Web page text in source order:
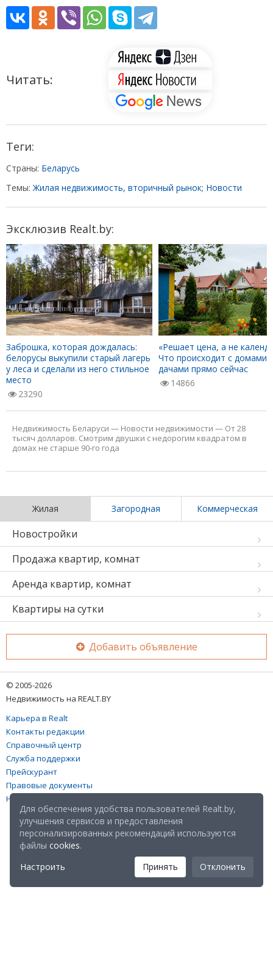
Читать:
Теги:
Страны: Беларусь
Темы:Жилая недвижимость, вторичный рынок; Новости
Эксклюзив Realt.by:
Заброшка, которая дождалась:
белорусы выкупили старый лагерь
у леса и сделали из него стильное
место
23290
«Решает цена, а не
Что происходит с домами
дачами прямо сейчас
14866
Недвижимость Беларуси — Новости недвижимости — От 28
тысяч долларов. Смотрим двушки с недорогим квадратом в
домах не старше 90-го года
Жилая Загородная Коммерческая
Новостройки
Продажа квартир, комнат
Аренда квартир, комнат
Квартиры на сутки
Добавить объявление
© 2005-2026
Недвижимость на REALT.BY
Карьера в Realt
Контакты редакции
Справочный центр
Служба поддержки
Прейскурант
Правовые документы
Настройка файлов cookies
Для обеспечения удобства пользователей Realt.by,
улучшения сервисов и предоставления
персонализированных рекомендаций используются
файлы cookies.
Настроить
Принять Отклонить